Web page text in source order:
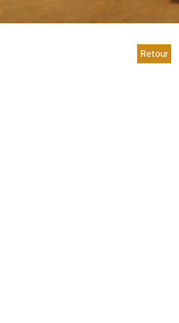
Retour